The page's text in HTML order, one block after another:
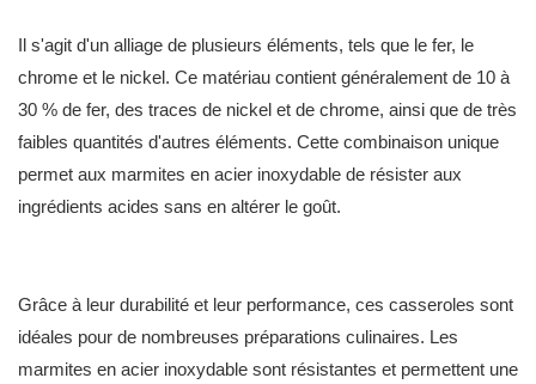
Il s'agit d'un alliage de plusieurs éléments, tels que le fer, le
chrome et le nickel. Ce matériau contient généralement de 10 à
30 % de fer, des traces de nickel et de chrome, ainsi que de très
faibles quantités d'autres éléments. Cette combinaison unique
permet aux marmites en acier inoxydable de résister aux
ingrédients acides sans en altérer le goût.
Grâce à leur durabilité et leur performance, ces casseroles sont
idéales pour de nombreuses préparations culinaires. Les
marmites en acier inoxydable sont résistantes et permettent une